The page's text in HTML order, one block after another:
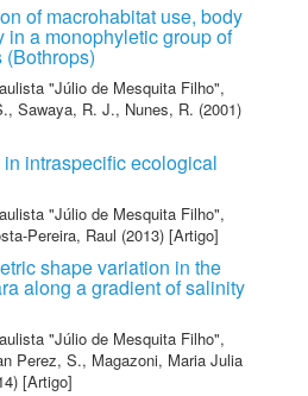
of macrohabitat use, body
in a monophyletic group of
(Bothrops)
"Júlio de Mesquita Filho",
, Sawaya, R. J., Nunes, R. (2001)
intraspecific ecological
"Júlio de Mesquita Filho",
Pereira, Raul (2013) [Artigo]
shape variation in the
along a gradient of salinity
"Júlio de Mesquita Filho",
Perez, S., Magazoni, Maria Julia
[Artigo]